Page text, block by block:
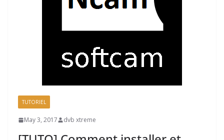
TUTORIEL
May 3, 2017 dvb xtreme